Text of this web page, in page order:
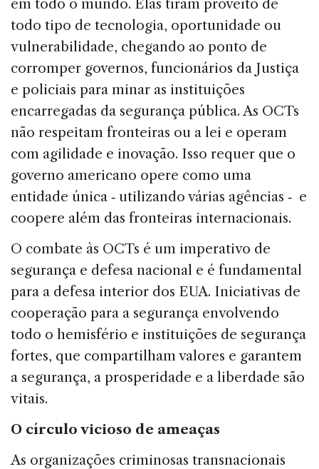
em todo o mundo. Elas tiram proveito de
todo tipo de tecnologia, oportunidade ou
vulnerabilidade, chegando ao ponto de
corromper governos, funcionários da Justiça
e policiais para minar as instituições
encarregadas da segurança pública. As OCTs
não respeitam fronteiras ou a lei e operam
com agilidade e inovação. Isso requer que o
governo americano opere como uma
entidade única ‑ utilizando várias agências ‑ e
coopere além das fronteiras internacionais.
O combate às OCTs é um imperativo de
segurança e defesa nacional e é fundamental
para a defesa interior dos EUA. Iniciativas de
cooperação para a segurança envolvendo
todo o hemisfério e instituições de segurança
fortes, que compartilham valores e garantem
a segurança, a prosperidade e a liberdade são
vitais.
O círculo vicioso de ameaças
As organizações criminosas transnacionais